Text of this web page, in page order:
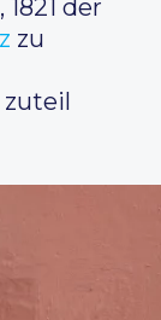
der
zu
zuteil